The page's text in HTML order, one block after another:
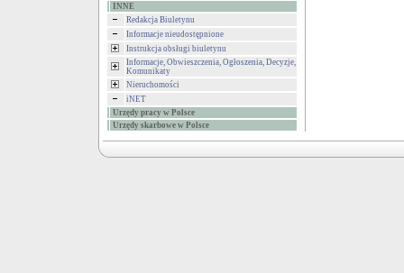
INNE
Redakcja Biuletynu
Informacje nieudostępnione
Instrukcja obsługi biuletynu
Informacje, Obwieszczenia, Ogłoszenia, Decyzje,
Komunikaty
Nieruchomości
iNET
Urzędy pracy w Polsce
Urzędy skarbowe w Polsce